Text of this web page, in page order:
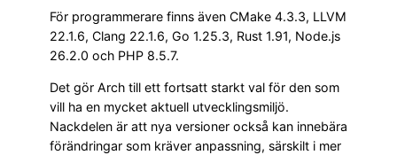
För programmerare finns även CMake 4.3.3, LLVM
22.1.6, Clang 22.1.6, Go 1.25.3, Rust 1.91, Node.js
26.2.0 och PHP 8.5.7.
Det gör Arch till ett fortsatt starkt val för den som
vill ha en mycket aktuell utvecklingsmiljö.
Nackdelen är att nya versioner också kan innebära
förändringar som kräver anpassning, särskilt i mer